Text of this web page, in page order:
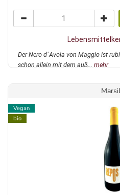
Der Nero d´Avola von Maggio ist
schon allein mit dem auß... mehr
Vegan
bio